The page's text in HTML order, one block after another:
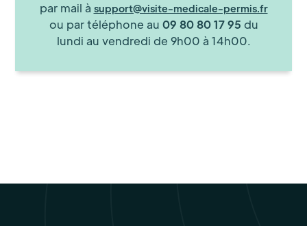
par mail à support@visite-medicale-permis.fr
ou par téléphone au 09 80 80 17 95 du
lundi au vendredi de 9h00 à 14h00.